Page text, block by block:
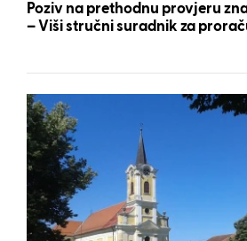
Poziv na prethodnu provjeru
– Viši stručni suradnik za